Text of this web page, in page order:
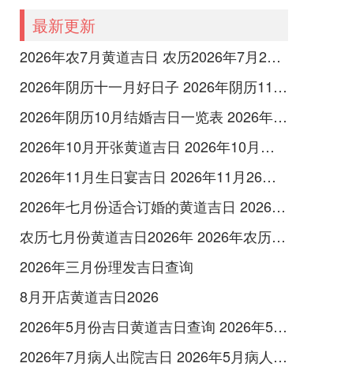
最新更新
2026年农7月黄道吉日 农历2026年7月26日黄历查询
2026年阴历十一月好日子 2026年阴历11月十六
2026年阴历10月结婚吉日一览表 2026年阴历124是阳历多少号
2026年10月开张黄道吉日 2026年10月开张好日子
2026年11月生日宴吉日 2026年11月26日适合生孩子吗
2026年七月份适合订婚的黄道吉日 2026年7月订婚最好日子
农历七月份黄道吉日2026年 2026年农历七月份黄道吉日一览表
2026年三月份理发吉日查询
8月开店黄道吉日2026
2026年5月份吉日黄道吉日查询 2026年5月26黄道吉日查询
2026年7月病人出院吉日 2026年5月病人出院吉日